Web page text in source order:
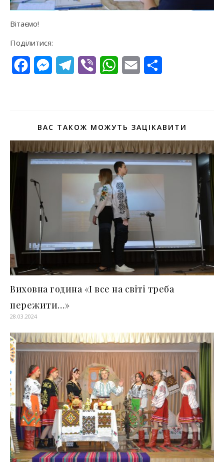
Вітаємо!
Поділитися:
FacebookMessengerTelegram
Viber WhatsApp
Email
ВАС ТАКОЖ МОЖУТЬ ЗАЦІКАВИТИ
Виховна година «І все на світі треба
пережити…»
28.03.2024